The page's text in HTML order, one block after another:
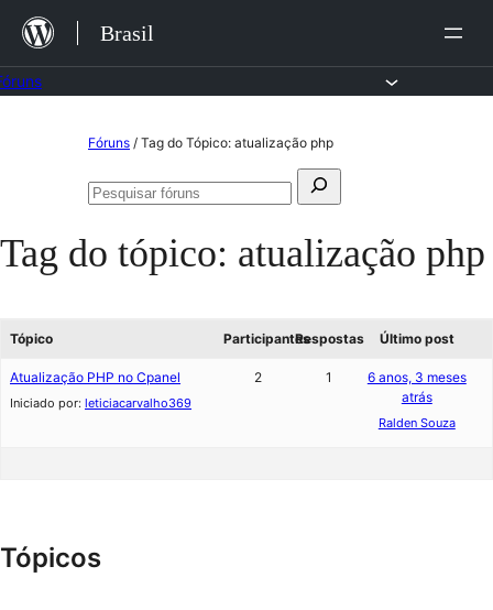
para
o
Brasil
Fóruns / Tag do Tópico: atualização php
Pesquisar
Pesquisar
Tag do tópico: atualização php
Tópico ParticipantesRespostas Último post
Atualização PHP no Cpanel
Iniciado por: leticiacarvalho369
2 1
6 anos, 3 meses
atrás
Ralden Souza
Tópicos